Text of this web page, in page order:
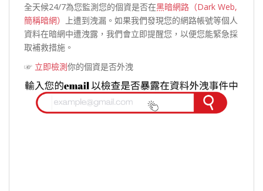
全天候24/7為您監測您的個資是否在黑暗網路（Dark Web,
簡稱暗網）
上遭到洩漏。如果我們發現您的網路帳號等個人
資料在暗網中遭洩露，我們會立即提醒您，以便您能緊急採
取補救措施。
☞ 立即檢測你的個資是否外洩